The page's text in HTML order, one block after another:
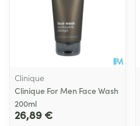
Clinique
Clinique For Men Face Wash
200ml
26,89 €